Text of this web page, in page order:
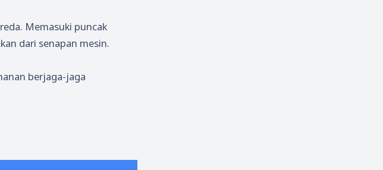
Memasuki puncak
dari senapan mesin.
berjaga-jaga